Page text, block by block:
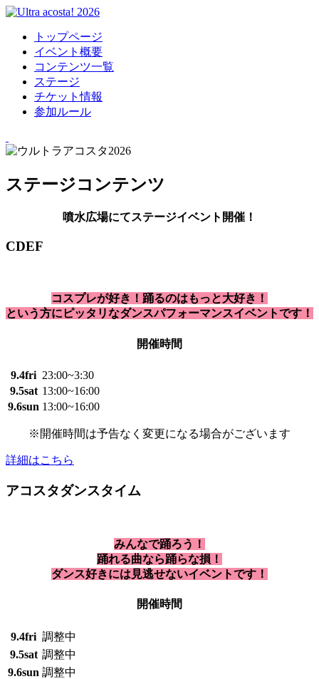
トップページ
イベント概要
コンテンツ一覧
ステージ
チケット情報
参加ルール
ステージコンテンツ
噴水広場にてステージイベント開催！
CDEF
コスプレが好き！踊るのはもっと大好き！
という方にピッタリなダンスパフォーマンスイベントです！
開催時間
9.4fri 23:00~3:30
9.5sat 13:00~16:00
9.6sun 13:00~16:00
※開催時間は予告なく変更になる場合がございます
詳細はこちら
アコスタダンスタイム
みんなで踊ろう！
踊れる曲なら踊らな損！
ダンス好きには見逃せないイベントです！
開催時間
9.4fri 調整中
9.5sat 調整中
9.6sun 調整中